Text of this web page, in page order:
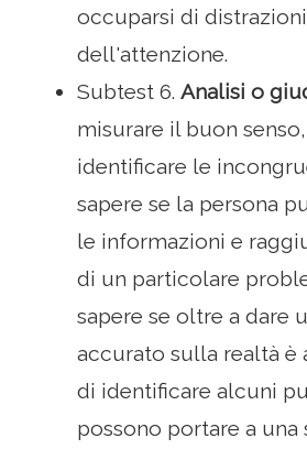
occuparsi di distrazioni
dell'attenzione.
Subtest 6. Analisi o
misurare il buon
identificare le
sapere se la persona
le informazioni e
di un particolare
sapere se oltre a dare
accurato sulla realtà è
di identificare alcuni
possono portare a una